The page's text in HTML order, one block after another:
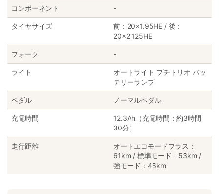
コンポーネント -
タイヤサイズ
前：20×1.95HE / 後：
20×2.125HE
フォーク -
ライト
オートライト プチトリオ バッ
テリーランプ
ペダル ノーマルペダル
充電時間
12.3Ah（充電時間：約3時間
30分）
走行距離
オートエコモードプラス：
61km / 標準モード：53km /
強モード：46km